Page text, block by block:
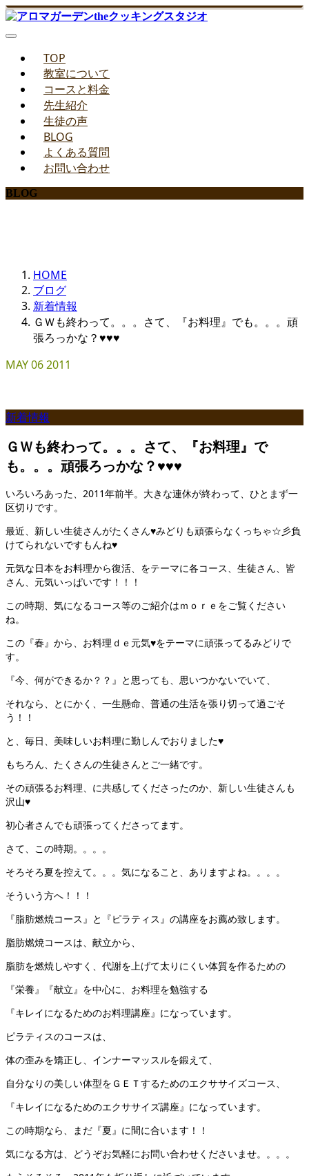
TOP
教室について
コースと料金
先生紹介
生徒の声
BLOG
よくある質問
お問い合わせ
BLOG
HOME
ブログ
新着情報
ＧＷも終わって。。。さて、『お料理』でも。。。頑
張ろっかな？♥♥♥
MAY062011
新着情報
ＧＷも終わって。。。さて、『お料理』で
も。。。頑張ろっかな？♥♥♥
いろいろあった、2011年前半。大きな連休が終わって、ひとまず一
区切りです。
最近、新しい生徒さんがたくさん♥みどりも頑張らなくっちゃ☆彡負
けてられないですもんね♥
元気な日本をお料理から復活、をテーマに各コース、生徒さん、皆
さん、元気いっぱいです！！！
この時期、気になるコース等のご紹介はｍｏｒｅをご覧ください
ね。
この『春』から、お料理ｄｅ元気♥をテーマに頑張ってるみどりで
す。
『今、何ができるか？？』と思っても、思いつかないでいて、
それなら、とにかく、一生懸命、普通の生活を張り切って過ごそ
う！！
と、毎日、美味しいお料理に勤しんでおりました♥
もちろん、たくさんの生徒さんとご一緒です。
その頑張るお料理、に共感してくださったのか、新しい生徒さんも
沢山♥
初心者さんでも頑張ってくださってます。
さて、この時期。。。。
そろそろ夏を控えて。。。気になること、ありますよね。。。。
そういう方へ！！！
『脂肪燃焼コース』と『ピラティス』の講座をお薦め致します。
脂肪燃焼コースは、献立から、
脂肪を燃焼しやすく、代謝を上げて太りにくい体質を作るための
『栄養』『献立』を中心に、お料理を勉強する
『キレイになるためのお料理講座』になっています。
ピラティスのコースは、
体の歪みを矯正し、インナーマッスルを鍛えて、
自分なりの美しい体型をＧＥＴするためのエクササイズコース、
『キレイになるためのエクササイズ講座』になっています。
この時期なら、まだ『夏』に間に合います！！
気になる方は、どうぞお気軽にお問い合わせくださいませ。。。。